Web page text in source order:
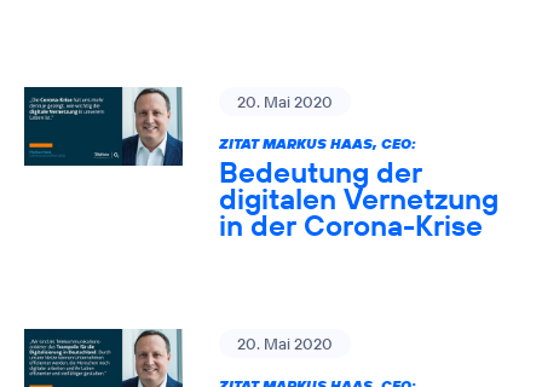
20. Mai 2020
ZITAT MARKUS HAAS, CEO:
Bedeutung der
digitalen Vernetzung
in der Corona-Krise
20. Mai 2020